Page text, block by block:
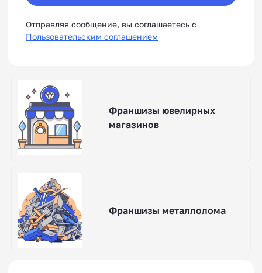
Отправляя сообщение, вы соглашаетесь с
Пользовательским соглашением
Франшизы ювелирных
магазинов
Франшизы металлолома